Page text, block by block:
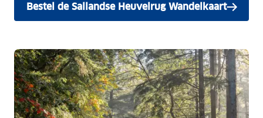
Bestel de Sallandse Heuvelrug Wandelkaart